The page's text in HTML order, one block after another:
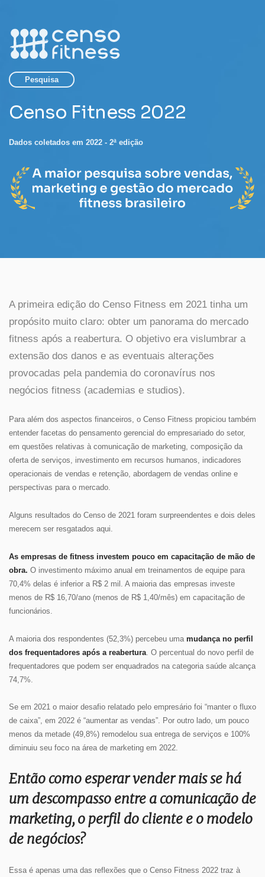
Pesquisa
Censo Fitness 2022
Dados coletados em 2022 - 2ª edição
A primeira edição do Censo Fitness em 2021 tinha um
propósito muito claro: obter um panorama do mercado
fitness após a reabertura. O objetivo era vislumbrar a
extensão dos danos e as eventuais alterações
provocadas pela pandemia do coronavírus nos
negócios fitness (academias e studios).
Para além dos aspectos financeiros, o Censo Fitness propiciou também
entender facetas do pensamento gerencial do empresariado do setor,
em questões relativas à comunicação de marketing, composição da
oferta de serviços, investimento em recursos humanos, indicadores
operacionais de vendas e retenção, abordagem de vendas online e
perspectivas para o mercado.
Alguns resultados do Censo de 2021 foram surpreendentes e dois deles
merecem ser resgatados aqui.
As empresas de fitness investem pouco em capacitação de mão de
obra. O investimento máximo anual em treinamentos de equipe para
70,4% delas é inferior a R$ 2 mil. A maioria das empresas investe
menos de R$ 16,70/ano (menos de R$ 1,40/mês) em capacitação de
funcionários.
A maioria dos respondentes (52,3%) percebeu uma mudança no perfil
dos frequentadores após a reabertura . O percentual do novo perfil de
frequentadores que podem ser enquadrados na categoria saúde alcança
74,7%.
Se em 2021 o maior desafio relatado pelo empresário foi “manter o fluxo
de caixa”, em 2022 é “aumentar as vendas”. Por outro lado, um pouco
menos da metade (49,8%) remodelou sua entrega de serviços e 100%
diminuiu seu foco na área de marketing em 2022.
Então como esperar vender mais se há
um descompasso entre a comunicação de
marketing, o perfil do cliente e o modelo
de negócios?
Essa é apenas uma das reflexões que o Censo Fitness 2022 traz à